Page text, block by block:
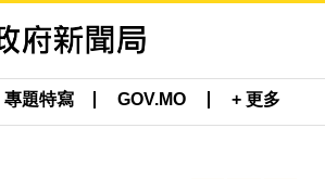
專題特寫 GOV.MO + 更多